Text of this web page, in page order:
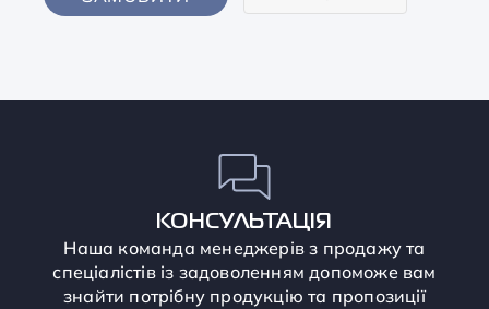
КОНСУЛЬТАЦІЯ
Наша команда менеджерів з продажу та
спеціалістів із задоволенням допоможе вам
знайти потрібну продукцію та пропозиції